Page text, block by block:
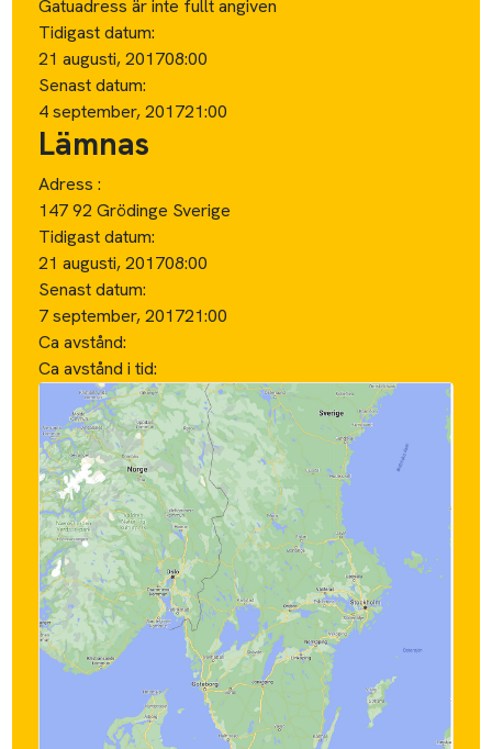
Gatuadress är inte fullt angiven
Tidigast datum:
21 augusti, 201708:00
Senast datum:
4 september, 201721:00
Lämnas
Adress :
147 92 Grödinge Sverige
Tidigast datum:
21 augusti, 201708:00
Senast datum:
7 september, 201721:00
Ca avstånd:
Ca avstånd i tid: